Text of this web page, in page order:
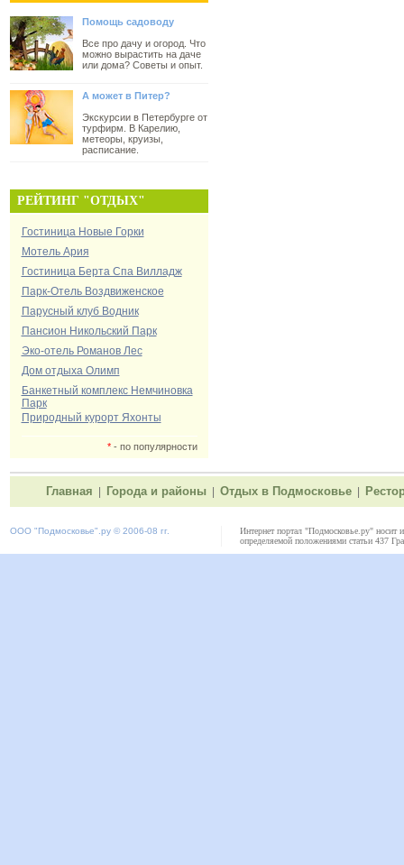
Помощь садоводу
Все про дачу и огород. Что
можно вырастить на даче
или дома? Советы и опыт.
А может в Питер?
Экскурсии в Петербурге от
турфирм. В Карелию,
метеоры, круизы,
расписание.
РЕЙТИНГ "ОТДЫХ"
Гостиница Новые Горки
Мотель Ария
Гостиница Берта Спа Вилладж
Парк-Отель Воздвиженское
Парусный клуб Водник
Пансион Никольский Парк
Эко-отель Романов Лес
Дом отдыха Олимп
Банкетный комплекс Немчиновка
Парк
Природный курорт Яхонты
*- по популярности
Главная Города и районы Отдых в Подмосковье
ООО "Подмосковье" .ру © 2006-08 гг.
Интернет портал "Подмосковье.ру" носит
определяемой положениями статьи 437